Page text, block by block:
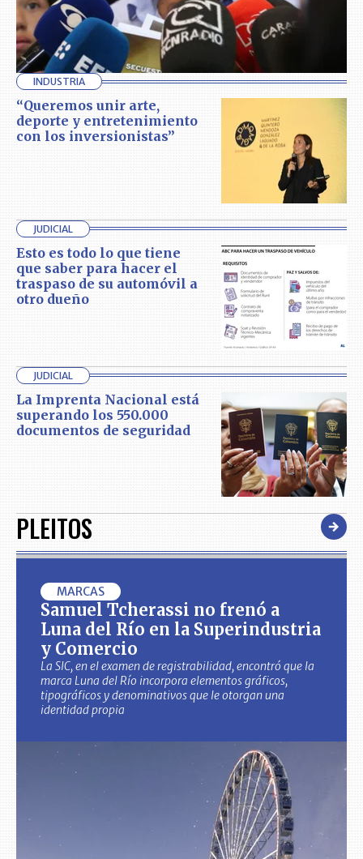
INDUSTRIA
“Queremos unir arte,
deporte y entretenimiento
con los inversionistas”
JUDICIAL
Esto es todo lo que tiene
que saber para hacer el
traspaso de su automóvil a
otro dueño
JUDICIAL
La Imprenta Nacional está
superando los 550.000
documentos de seguridad
PLEITOS
MARCAS
Samuel Tcherassi no frenó a
Luna del Río en la Superindustria
y Comercio
La SIC, en el examen de registrabilidad, encontró que la
marca Luna del Río incorpora elementos gráficos,
tipográficos y denominativos que le otorgan una
identidad propia